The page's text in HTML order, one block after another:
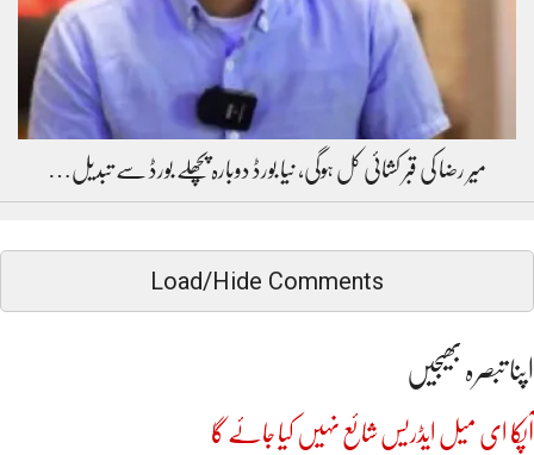
میر رضا کی قبر کشائی کل ہوگی، نیا بورڈ دوبارہ پچھلے بورڈ سے تبدیل…
Load/Hide Comments
اپنا تبصرہ بھیجیں
آپکا ای میل ایڈریس شائع نہیں کیا جائے گا